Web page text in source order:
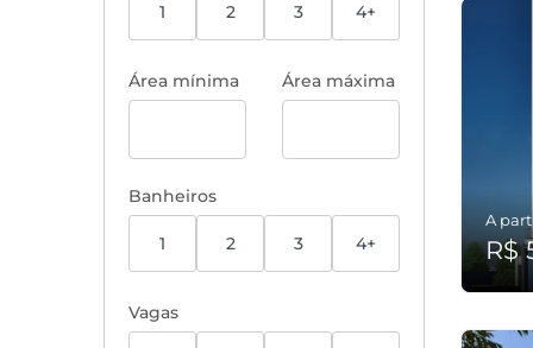
1 2 3 4+
Área mínima Área máxima
Banheiros
1 2 3 4+
Vagas
A
R$